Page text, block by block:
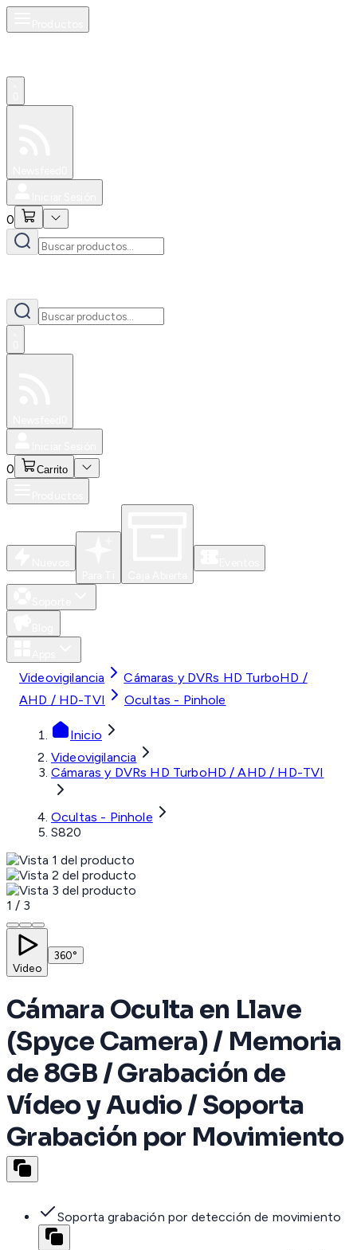
0
0 Carrito
Videovigilancia
Cámaras y DVRs HD TurboHD /
AHD / HD-TVI
Ocultas - Pinhole
Inicio
Videovigilancia
Cámaras y DVRs HD TurboHD / AHD / HD-TVI
Ocultas - Pinhole
S820
1 / 3
Video
360°
Cámara Oculta en Llave
(Spyce Camera) / Memoria
de 8GB / Grabación de
Vídeo y Audio / Soporta
Grabación por Movimiento
Soporta grabación por detección de movimiento